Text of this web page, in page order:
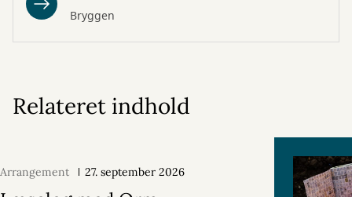
Bryggen
Relateret indhold
Arrangement 27. september 2026